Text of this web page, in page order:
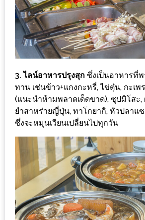
หิว
ติดต่อ
น้า
อ้วน
ติดต่อ
น้า
อ้วน
น้า
อ้วน
ชวน
นโยบาย
ความ
3. ไลน์อาหารปรุงสุก ซึ่งเป็นอาหารที่
ทาน เช่นข้าว+แกงกะหรี่, ไข่ตุ๋น, กะเพ
(แนะนำห้ามพลาดเด็ดขาด), ซุปมิโสะ,
ยำสาหร่ายญี่ปุ่น, ทาโกยากิ, หัวปลาแ
ซึ่งจะหมุนเวียนเปลี่ยนไปทุกวัน